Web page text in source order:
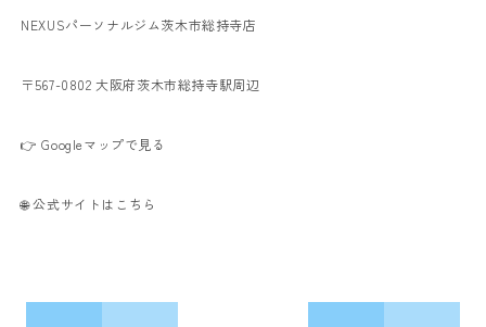
NEXUSパーソナルジム茨木市総持寺店
〒567-0802 大阪府茨木市総持寺駅周辺
👉Googleマップで見る
🌐公式サイトはこちら